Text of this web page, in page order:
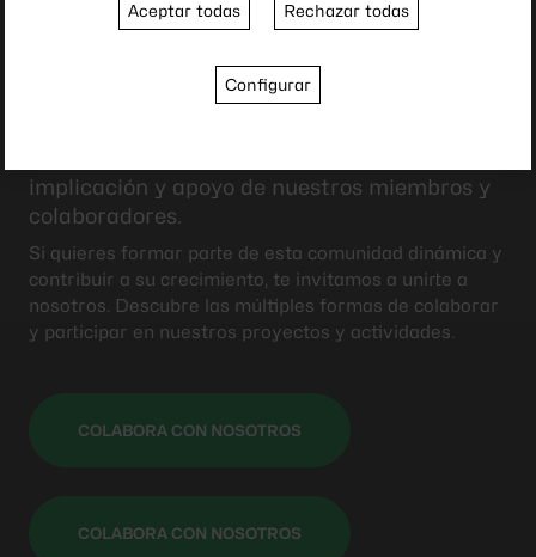
Colabora con nosotros
implicación y apoyo de nuestros miembros y
colaboradores.
Si quieres formar parte de esta comunidad dinámica y
contribuir a su crecimiento, te invitamos a unirte a
nosotros. Descubre las múltiples formas de colaborar
y participar en nuestros proyectos y actividades.
COLABORA CON NOSOTROS
COLABORA CON NOSOTROS
Aceptar todas Rechazar todas
Configurar